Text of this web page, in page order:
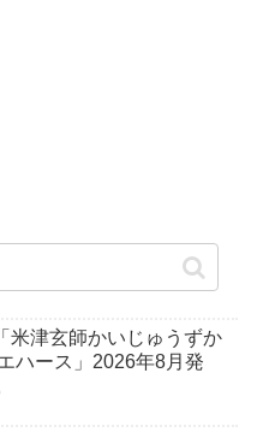
米津玄師かいじゅうずか
ハース」2026年8月発